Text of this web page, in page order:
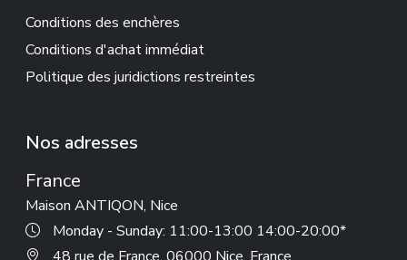
Conditions des enchères
Conditions d'achat immédiat
Politique des juridictions restreintes
Nos adresses
France
Maison ANTIQON, Nice
Monday - Sunday: 11:00-13:00 14:00-20:00*